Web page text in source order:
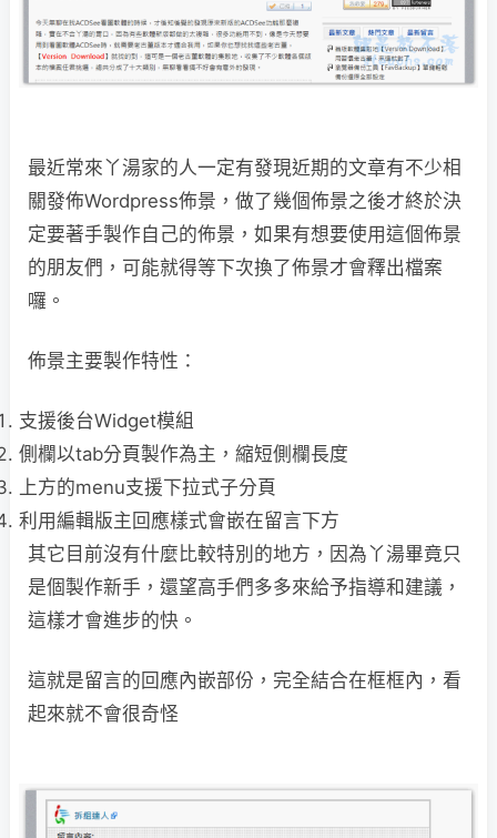
最近常來丫湯家的人一定有發現近期的文章有不少相
關發佈Wordpress佈景，做了幾個佈景之後才終於決
定要著手製作自己的佈景，如果有想要使用這個佈景
的朋友們，可能就得等下次換了佈景才會釋出檔案
囉。
佈景主要製作特性：
支援後台Widget模組
側欄以tab分頁製作為主，縮短側欄長度
上方的menu支援下拉式子分頁
利用編輯版主回應樣式會嵌在留言下方
其它目前沒有什麼比較特別的地方，因為丫湯畢竟只
是個製作新手，還望高手們多多來給予指導和建議，
這樣才會進步的快。
這就是留言的回應內嵌部份，完全結合在框框內，看
起來就不會很奇怪